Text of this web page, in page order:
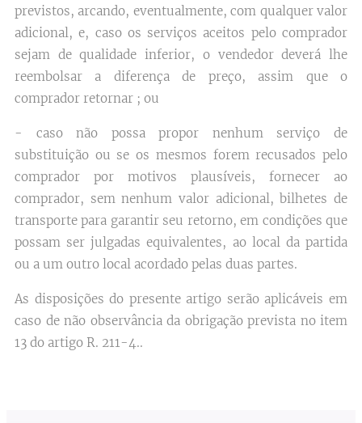
previstos, arcando, eventualmente, com qualquer valor
adicional, e, caso os serviços aceitos pelo comprador
sejam de qualidade inferior, o vendedor deverá lhe
reembolsar a diferença de preço, assim que o
comprador retornar ; ou
- caso não possa propor nenhum serviço de
substituição ou se os mesmos forem recusados pelo
comprador por motivos plausíveis, fornecer ao
comprador, sem nenhum valor adicional, bilhetes de
transporte para garantir seu retorno, em condições que
possam ser julgadas equivalentes, ao local da partida
ou a um outro local acordado pelas duas partes.
As disposições do presente artigo serão aplicáveis em
caso de não observância da obrigação prevista no item
13 do artigo R. 211-4..